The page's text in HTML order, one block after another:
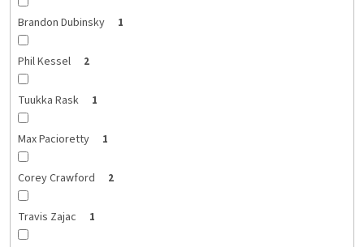
Brandon Dubinsky 1
Phil Kessel 2
Tuukka Rask 1
Max Pacioretty 1
Corey Crawford 2
Travis Zajac 1